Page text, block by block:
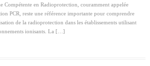
Compétente en Radioprotection, couramment appelée
PCR, reste une référence importante pour comprendre
de la radioprotection dans les établissements utilisant
ionisants. La […]